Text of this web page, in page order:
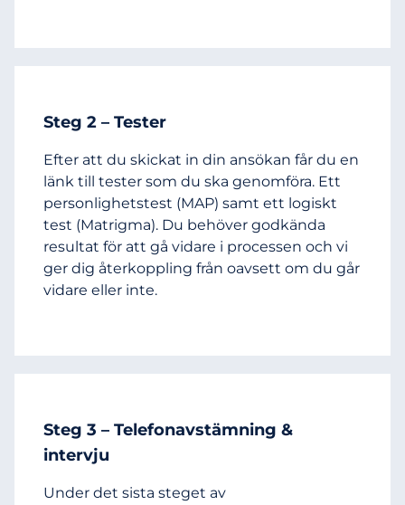
Steg 2 – Tester
Efter att du skickat in din ansökan får du en
länk till tester som du ska genomföra. Ett
personlighetstest (MAP) samt ett logiskt
test (Matrigma). Du behöver godkända
resultat för att gå vidare i processen och vi
ger dig återkoppling från oavsett om du går
vidare eller inte.
Steg 3 – Telefonavstämning &
intervju
Under det sista steget av